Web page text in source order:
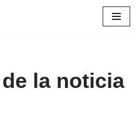
la noticia